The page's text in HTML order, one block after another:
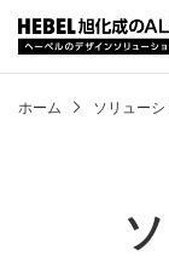
ホーム ソリューシ